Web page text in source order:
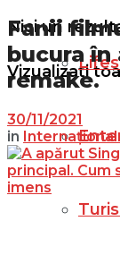
Nici un
Vizualizați
Fanii
bucura în
remake.
30/11/2021
in Internațional